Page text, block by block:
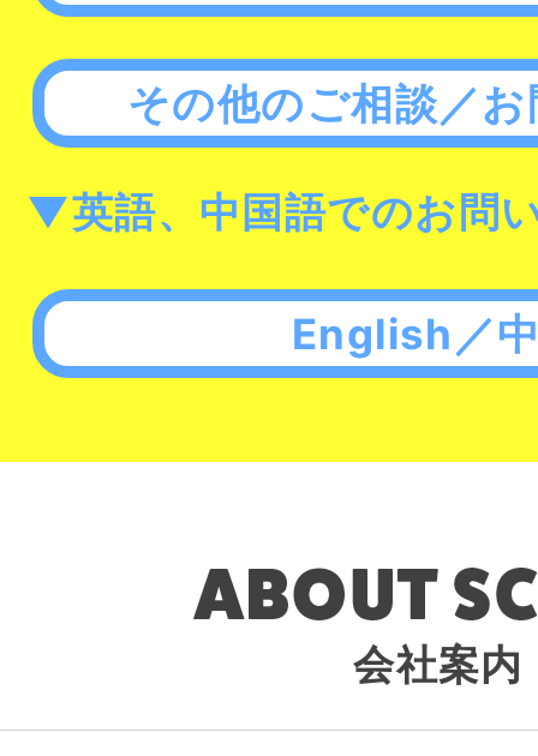
その他のご相談／
▼英語、中国語でのお問
English／
会社案内